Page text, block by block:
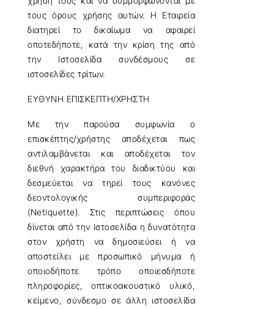
τους όρους χρήσης αυτών. Η Εταιρεία
διατηρεί το δικαίωμα να αφαιρεί
οποτεδήποτε, κατά την κρίση της από
την Ιστοσελίδα συνδέσμους σε
ιστοσελίδες τρίτων.
ΕΥΘΥΝΗ ΕΠΙΣΚΕΠΤΗ/ΧΡΗΣΤΗ
Με την παρούσα συμφωνία ο
επισκέπτης/χρήστης αποδέχεται πως
αντιλαμβάνεται και αποδέχεται τον
διεθνή χαρακτήρα του διαδικτύου και
δεσμεύεται να τηρεί τους κανόνες
δεοντολογικής συμπεριφοράς
(Netiquette). Στις περιπτώσεις όπου
δίνεται από την Ιστοσελίδα η δυνατότητα
στον χρήστη να δημοσιεύσει ή να
αποστείλει με προσωπικό μήνυμα ή
οποιοδήποτε τρόπο οποιεσδήποτε
πληροφορίες, οπτικοακουστικό υλικό,
κείμενο, σύνδεσμο σε άλλη ιστοσελίδα